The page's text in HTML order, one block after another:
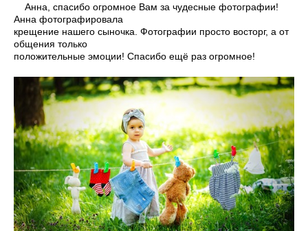
Анна, спасибо огромное Вам за чудесные фотографии!
Анна фотографировала
крещение нашего сыночка. Фотографии просто восторг, а от
общения только
положительные эмоции! Спасибо ещё раз огромное!